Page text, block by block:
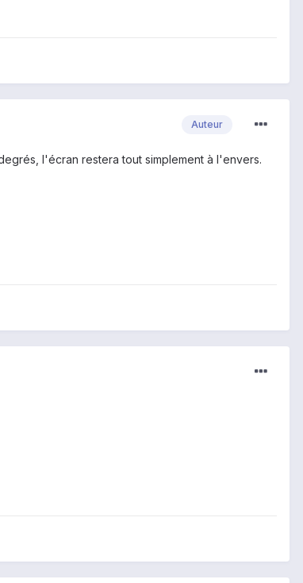
Auteur
l'écran restera tout simplement à l'envers.